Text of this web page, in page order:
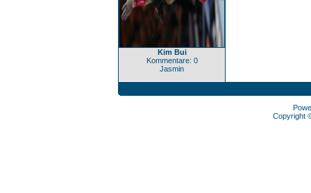
Kim Bui
Kommentare: 0
Jasmin
Copyright